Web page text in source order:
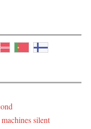
silent